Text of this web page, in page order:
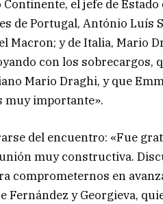
el jefe de Estado
de Portugal, António Luís
Macron; y de Italia, Mario
con los sobrecargos,
Mario Draghi, y que
muy importante».
del encuentro: «Fue
muy constructiva.
comprometernos en
y Georgieva,